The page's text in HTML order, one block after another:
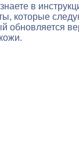
в
которые